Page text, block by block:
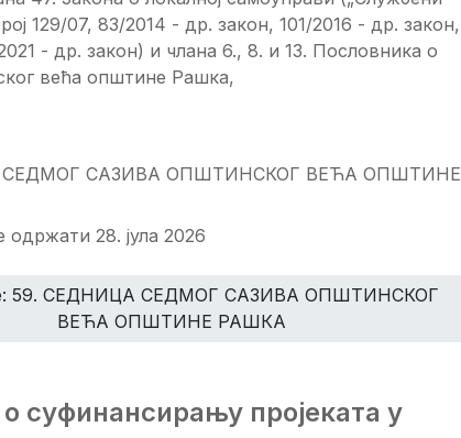
129/07, 83/2014 - др. закон, 101/2016 - др. закон,
- др. закон) и члана 6., 8. и 13. Пословника о
већа општине Рашка,
СЕДМОГ САЗИВА ОПШТИНСКОГ ВЕЋА ОПШТИНЕ
28. јула 2026
59. СЕДНИЦA СЕДМОГ САЗИВА ОПШТИНСКОГ
ВЕЋА ОПШТИНЕ РАШКА
суфинансирању пројеката у